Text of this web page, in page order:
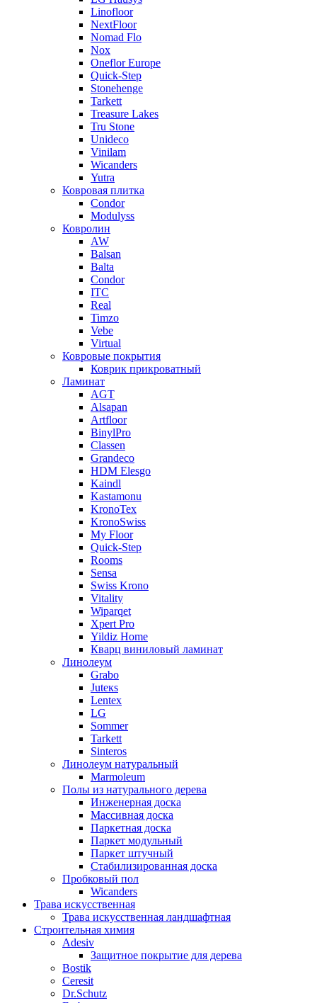
Linofloor
NextFloor
Nomad Flo
Nox
Oneflor Europe
Quick-Step
Stonehenge
Tarkett
Treasure Lakes
Tru Stone
Unideco
Vinilam
Wicanders
Yutra
Ковровая плитка
Condor
Modulyss
Ковролин
AW
Balsan
Balta
Condor
ITC
Real
Timzo
Vebe
Virtual
Ковровые покрытия
Коврик прикроватный
Ламинат
AGT
Alsapan
Artfloor
BinylPro
Classen
Grandeco
HDM Elesgo
Kaindl
Kastamonu
KronoTex
KronoSwiss
My Floor
Quick-Step
Rooms
Sensa
Swiss Krono
Vitality
Wiparqet
Xpert Pro
Yildiz Home
Кварц виниловый ламинат
Линолеум
Grabo
Juteкs
Lentex
LG
Sommer
Tarkett
Sinteros
Линолеум натуральный
Marmoleum
Полы из натурального дерева
Инженерная доска
Массивная доска
Паркетная доска
Паркет модульный
Паркет штучный
Стабилизированная доска
Пробковый пол
Wicanders
Трава искусственная
Трава искусственная ландшафтная
Строительная химия
Adesiv
Защитное покрытие для дерева
Bostik
Ceresit
Dr.Schutz